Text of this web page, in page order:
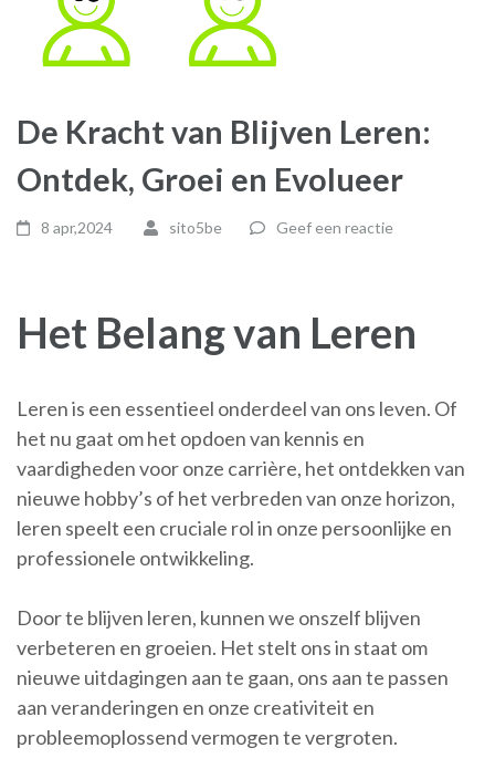
De Kracht van Blijven Leren:
Ontdek, Groei en Evolueer
8 apr,2024 sito5be Geef een reactie
Het Belang van Leren
Leren is een essentieel onderdeel van ons leven. Of
het nu gaat om het opdoen van kennis en
vaardigheden voor onze carrière, het ontdekken van
nieuwe hobby’s of het verbreden van onze horizon,
leren speelt een cruciale rol in onze persoonlijke en
professionele ontwikkeling.
Door te blijven leren, kunnen we onszelf blijven
verbeteren en groeien. Het stelt ons in staat om
nieuwe uitdagingen aan te gaan, ons aan te passen
aan veranderingen en onze creativiteit en
probleemoplossend vermogen te vergroten.